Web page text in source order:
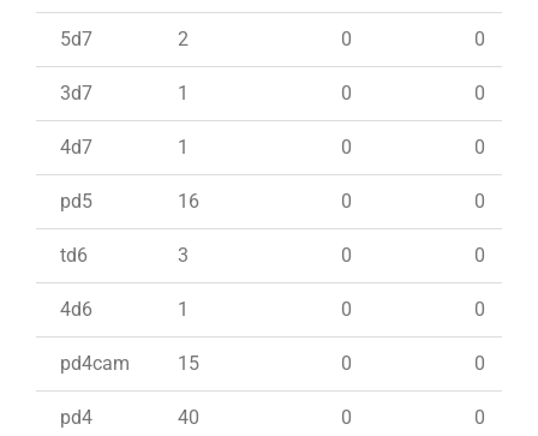
5d7 2 0 0
3d7 1 0 0
4d7 1 0 0
pd5 16 0 0
td6 3 0 0
4d6 1 0 0
pd4cam 15 0 0
pd4 40 0 0